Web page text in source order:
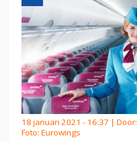
18 januari 2021 - 16:37 | Door:
Foto: Eurowings